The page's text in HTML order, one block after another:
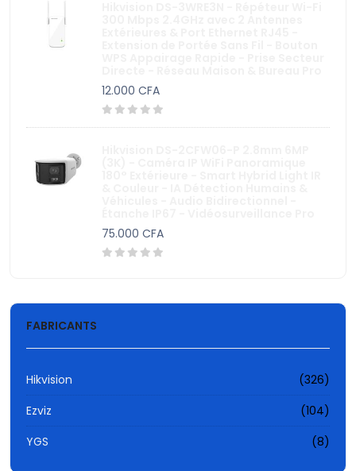
Moniteur ( Ecran)
Barrière - Portique - Detecteur métaux
12.000 CFA
75.000 CFA
FABRICANTS
Hikvision
(326)
Ezviz
(104)
YGS
(8)